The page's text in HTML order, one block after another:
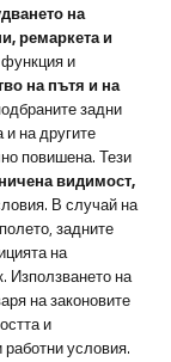
на
ремаркета и
и
на пътя и на
задни
и на другите
повишена. Тези
видимост,
В случай на
задните
на
Използването на
на законовите
и
условия.